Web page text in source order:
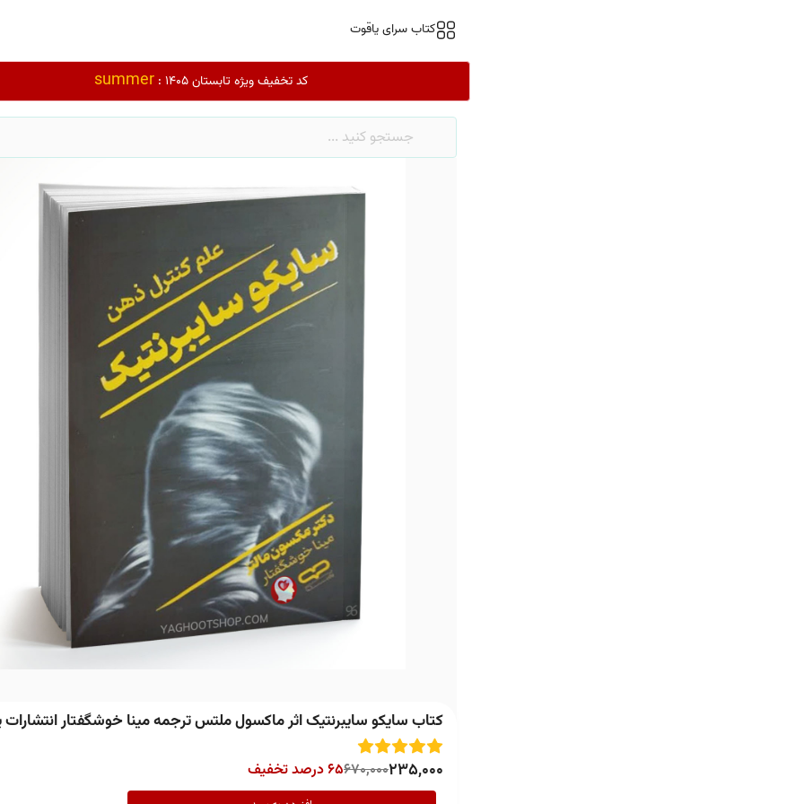
کتاب سرای یاقوت
کد تخفیف ویژه تابستان 1405 : summer
کتاب سایکو سایبرنتیک اثر ماکسول ملتس ترجمه مینا خوشگفتار انتشارات
235,000
670,00065 درصد تخفیف